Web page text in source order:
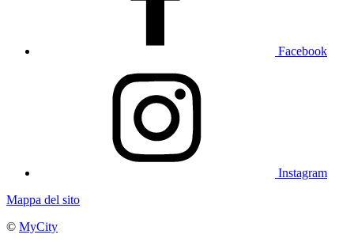
Facebook
Instagram
Mappa del sito
© MyCity